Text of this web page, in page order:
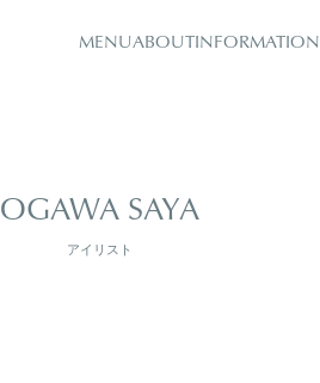
MENUABOUTINFORMATION
OGAWA SAYA
アイリスト